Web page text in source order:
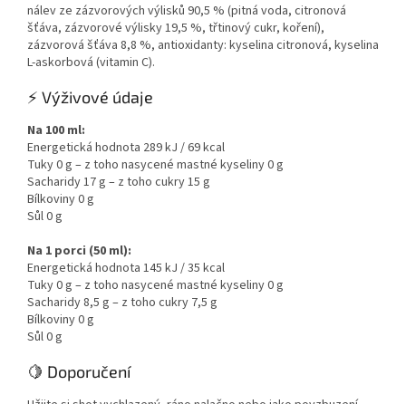
nálev ze zázvorových výlisků 90,5 % (pitná voda, citronová
šťáva, zázvorové výlisky 19,5 %, třtinový cukr, koření),
zázvorová šťáva 8,8 %, antioxidanty: kyselina citronová, kyselina
L-askorbová (vitamin C).
⚡ Výživové údaje
Na 100 ml:
Energetická hodnota 289 kJ / 69 kcal
Tuky 0 g – z toho nasycené mastné kyseliny 0 g
Sacharidy 17 g – z toho cukry 15 g
Bílkoviny 0 g
Sůl 0 g
Na 1 porci (50 ml):
Energetická hodnota 145 kJ / 35 kcal
Tuky 0 g – z toho nasycené mastné kyseliny 0 g
Sacharidy 8,5 g – z toho cukry 7,5 g
Bílkoviny 0 g
Sůl 0 g
🍋 Doporučení